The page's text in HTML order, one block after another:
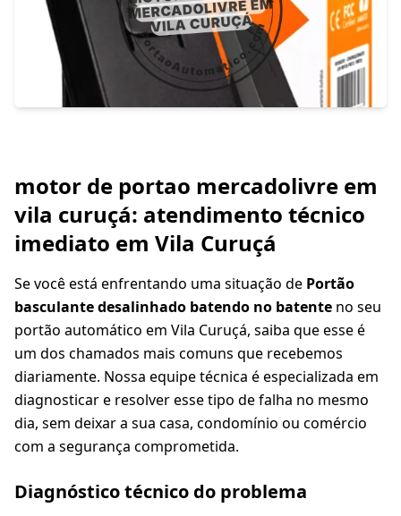
motor de portao mercadolivre em
vila curuçá: atendimento técnico
imediato em Vila Curuçá
Se você está enfrentando uma situação de Portão
basculante desalinhado batendo no batente no seu
portão automático em Vila Curuçá, saiba que esse é
um dos chamados mais comuns que recebemos
diariamente. Nossa equipe técnica é especializada em
diagnosticar e resolver esse tipo de falha no mesmo
dia, sem deixar a sua casa, condomínio ou comércio
com a segurança comprometida.
Diagnóstico técnico do problema